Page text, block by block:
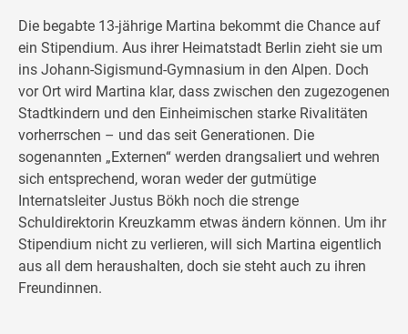
Die begabte 13-jährige Martina bekommt die Chance auf
ein Stipendium. Aus ihrer Heimatstadt Berlin zieht sie um
ins Johann-Sigismund-Gymnasium in den Alpen. Doch
vor Ort wird Martina klar, dass zwischen den zugezogenen
Stadtkindern und den Einheimischen starke Rivalitäten
vorherrschen – und das seit Generationen. Die
sogenannten „Externen“ werden drangsaliert und wehren
sich entsprechend, woran weder der gutmütige
Internatsleiter Justus Bökh noch die strenge
Schuldirektorin Kreuzkamm etwas ändern können. Um ihr
Stipendium nicht zu verlieren, will sich Martina eigentlich
aus all dem heraushalten, doch sie steht auch zu ihren
Freundinnen.